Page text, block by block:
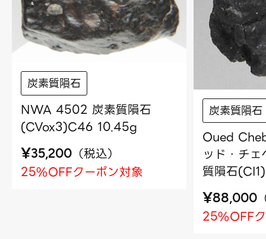
炭素質隕石
NWA 4502 炭素質隕石
(CVox3)C46 10.45g
¥35,200 （税込）
25%OFFクーポン対象
炭素質隕石
Oued
ッド・チ
質隕石
¥88,000
25%OFF